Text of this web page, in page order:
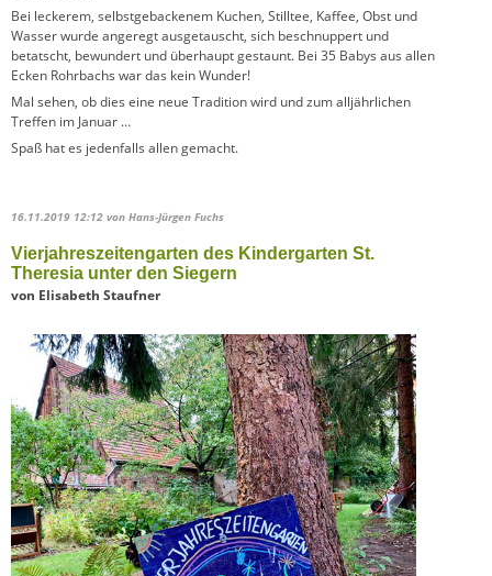
Bei leckerem, selbstgebackenem Kuchen, Stilltee, Kaffee, Obst und
Wasser wurde angeregt ausgetauscht, sich beschnuppert und
betatscht, bewundert und überhaupt gestaunt. Bei 35 Babys aus allen
Ecken Rohrbachs war das kein Wunder!
Mal sehen, ob dies eine neue Tradition wird und zum alljährlichen
Treffen im Januar …
Spaß hat es jedenfalls allen gemacht.
16.11.2019 12:12 von Hans-Jürgen Fuchs
Vierjahreszeitengarten des Kindergarten St.
Theresia unter den Siegern
von Elisabeth Staufner